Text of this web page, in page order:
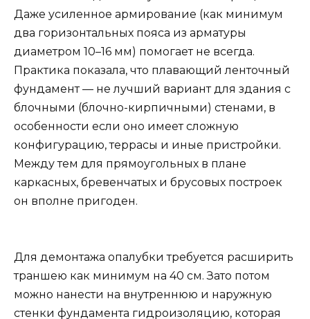
Даже усиленное армирование (как минимум
два горизонтальных пояса из арматуры
диаметром 10–16 мм) помогает не всегда.
Практика показала, что плавающий ленточный
фундамент — не лучший вариант для здания с
блочными (блочно-кирпичными) стенами, в
особенности если оно имеет сложную
конфигурацию, террасы и иные пристройки.
Между тем для прямоугольных в плане
каркасных, бревенчатых и брусовых построек
он вполне пригоден.
Для демонтажа опалубки требуется расширить
траншею как минимум на 40 см. Зато потом
можно нанести на внутреннюю и наружную
стенки фундамента гидроизоляцию, которая